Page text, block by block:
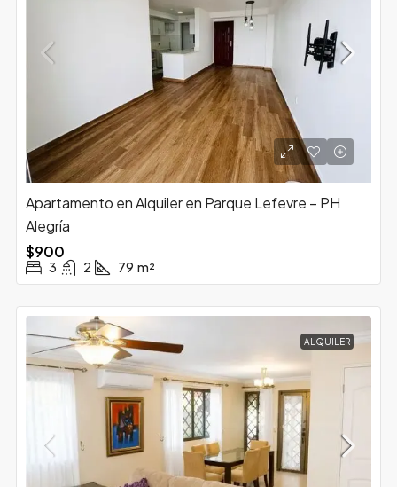
Apartamento en Alquiler en Parque Lefevre – PH
Alegría
$900
3 2 79 m²
ALQUILER